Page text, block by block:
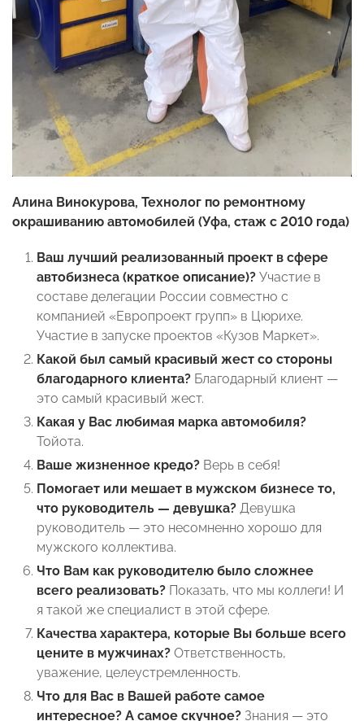
Алина Винокурова, Технолог по ремонтному
окрашиванию автомобилей (Уфа, стаж с 2010 года)
Ваш лучший реализованный проект в сфере
автобизнеса (краткое описание)? Участие в
составе делегации России совместно с
компанией «Европроект групп» в Цюрихе.
Участие в запуске проектов «Кузов Маркет».
Какой был самый красивый жест со стороны
благодарного клиента? Благодарный клиент —
это самый красивый жест.
Какая у Вас любимая марка автомобиля?
Тойота.
Ваше жизненное кредо? Верь в себя!
Помогает или мешает в мужском бизнесе то,
что руководитель — девушка? Девушка
руководитель — это несомненно хорошо для
мужского коллектива.
Что Вам как руководителю было сложнее
всего реализовать? Показать, что мы коллеги! И
я такой же специалист в этой сфере.
Качества характера, которые Вы больше всего
цените в мужчинах? Ответственность,
уважение, целеустремленность.
Что для Вас в Вашей работе самое
интересное? А самое скучное? Знания — это